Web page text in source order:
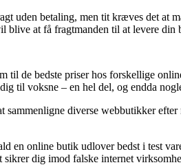
uden betaling, men tit kræves det at
blive at få fragtmanden til at levere din
til de bedste priser hos forskellige
til voksne – en hel del, og endda
diverse webbutikker
en online butik udlover bedst i test
dig imod falske internet